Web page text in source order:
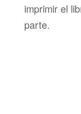
imprimir el
parte.